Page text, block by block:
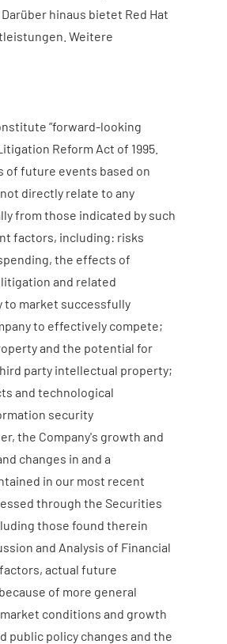
hinaus bietet Red Hat
Weitere
”forward-looking
Reform Act of 1995.
future events based on
directly relate to any
from those indicated by such
factors, including: risks
the effects of
and related
market successfully
to effectively compete;
and the potential for
party intellectual property;
and technological
security
the Company's growth and
changes in and a
in our most recent
through the Securities
those found therein
and Analysis of Financial
actual future
of more general
conditions and growth
public policy changes and the